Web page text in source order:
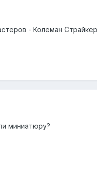
- Колеман
миниатюру?